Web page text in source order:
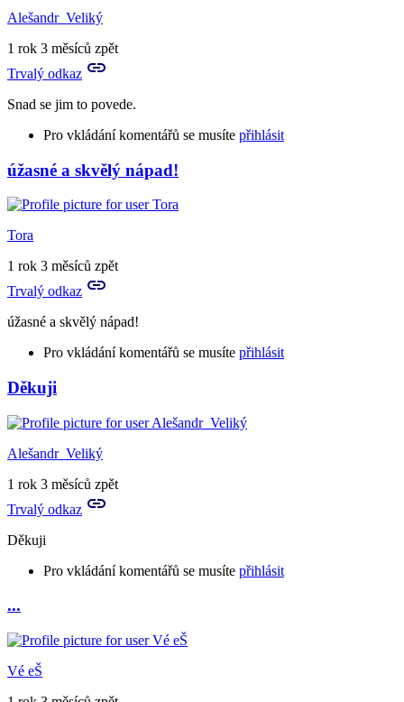
Alešandr_Veliký
1 rok 3 měsíců zpět
Trvalý odkaz
Snad se jim to povede.
Pro vkládání komentářů se musíte přihlásit
In
reply
to
Povedené
:)
snad
to
Aveva
úžasné a skvělý nápad!
Tora
1 rok 3 měsíců zpět
Trvalý odkaz
úžasné a skvělý nápad!
Pro vkládání komentářů se musíte přihlásit
Děkuji
Alešandr_Veliký
1 rok 3 měsíců zpět
Trvalý odkaz
Děkuji
Pro vkládání komentářů se musíte přihlásit
In
reply
to
úžasné
a
skvělý
...
Vé eŠ